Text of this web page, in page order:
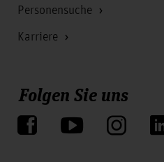
Personensuche
Karriere
Folgen Sie uns